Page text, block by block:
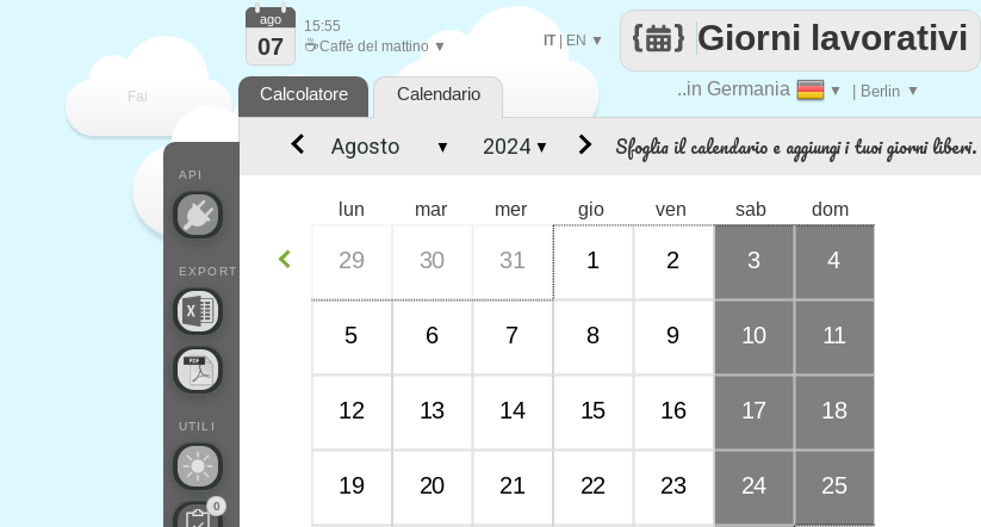
Fai ..in Germania ▼ | Berlin ▼
Giorni lavorativi
IT|EN ▼
API
EXPORT
UTILI
0
ago
07
15:55
☕Caffè del mattino ▼
Calcolatore Calendario
Sfoglia il calendario e aggiungi i tuoi giorni liberi.
lun mar mer gio ven sab dom
29 30 31 1 2 3 4
5 6 7 8 9 10 11
12 13 14 15 16 17 18
19 20 21 22 23 24 25
▼ ▼